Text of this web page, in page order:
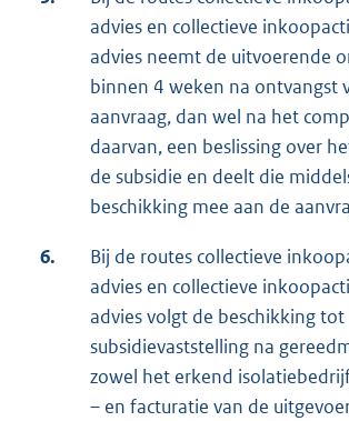
advies en collectieve
advies neemt de uitvoerende
binnen 4 weken na ontvangst
aanvraag, dan wel na het
daarvan, een beslissing over
de subsidie en deelt die
beschikking mee aan de
6.
Bij de routes collectieve
advies en collectieve
advies volgt de beschikking tot
subsidievaststelling na
zowel het erkend
– en facturatie van de